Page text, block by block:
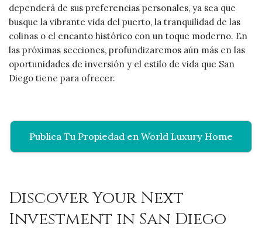
dependerá de sus preferencias personales, ya sea que
busque la vibrante vida del puerto, la tranquilidad de las
colinas o el encanto histórico con un toque moderno. En
las próximas secciones, profundizaremos aún más en las
oportunidades de inversión y el estilo de vida que San
Diego tiene para ofrecer.
Publica Tu Propiedad en World Luxury Home
Discover Your Next
Investment in San Diego